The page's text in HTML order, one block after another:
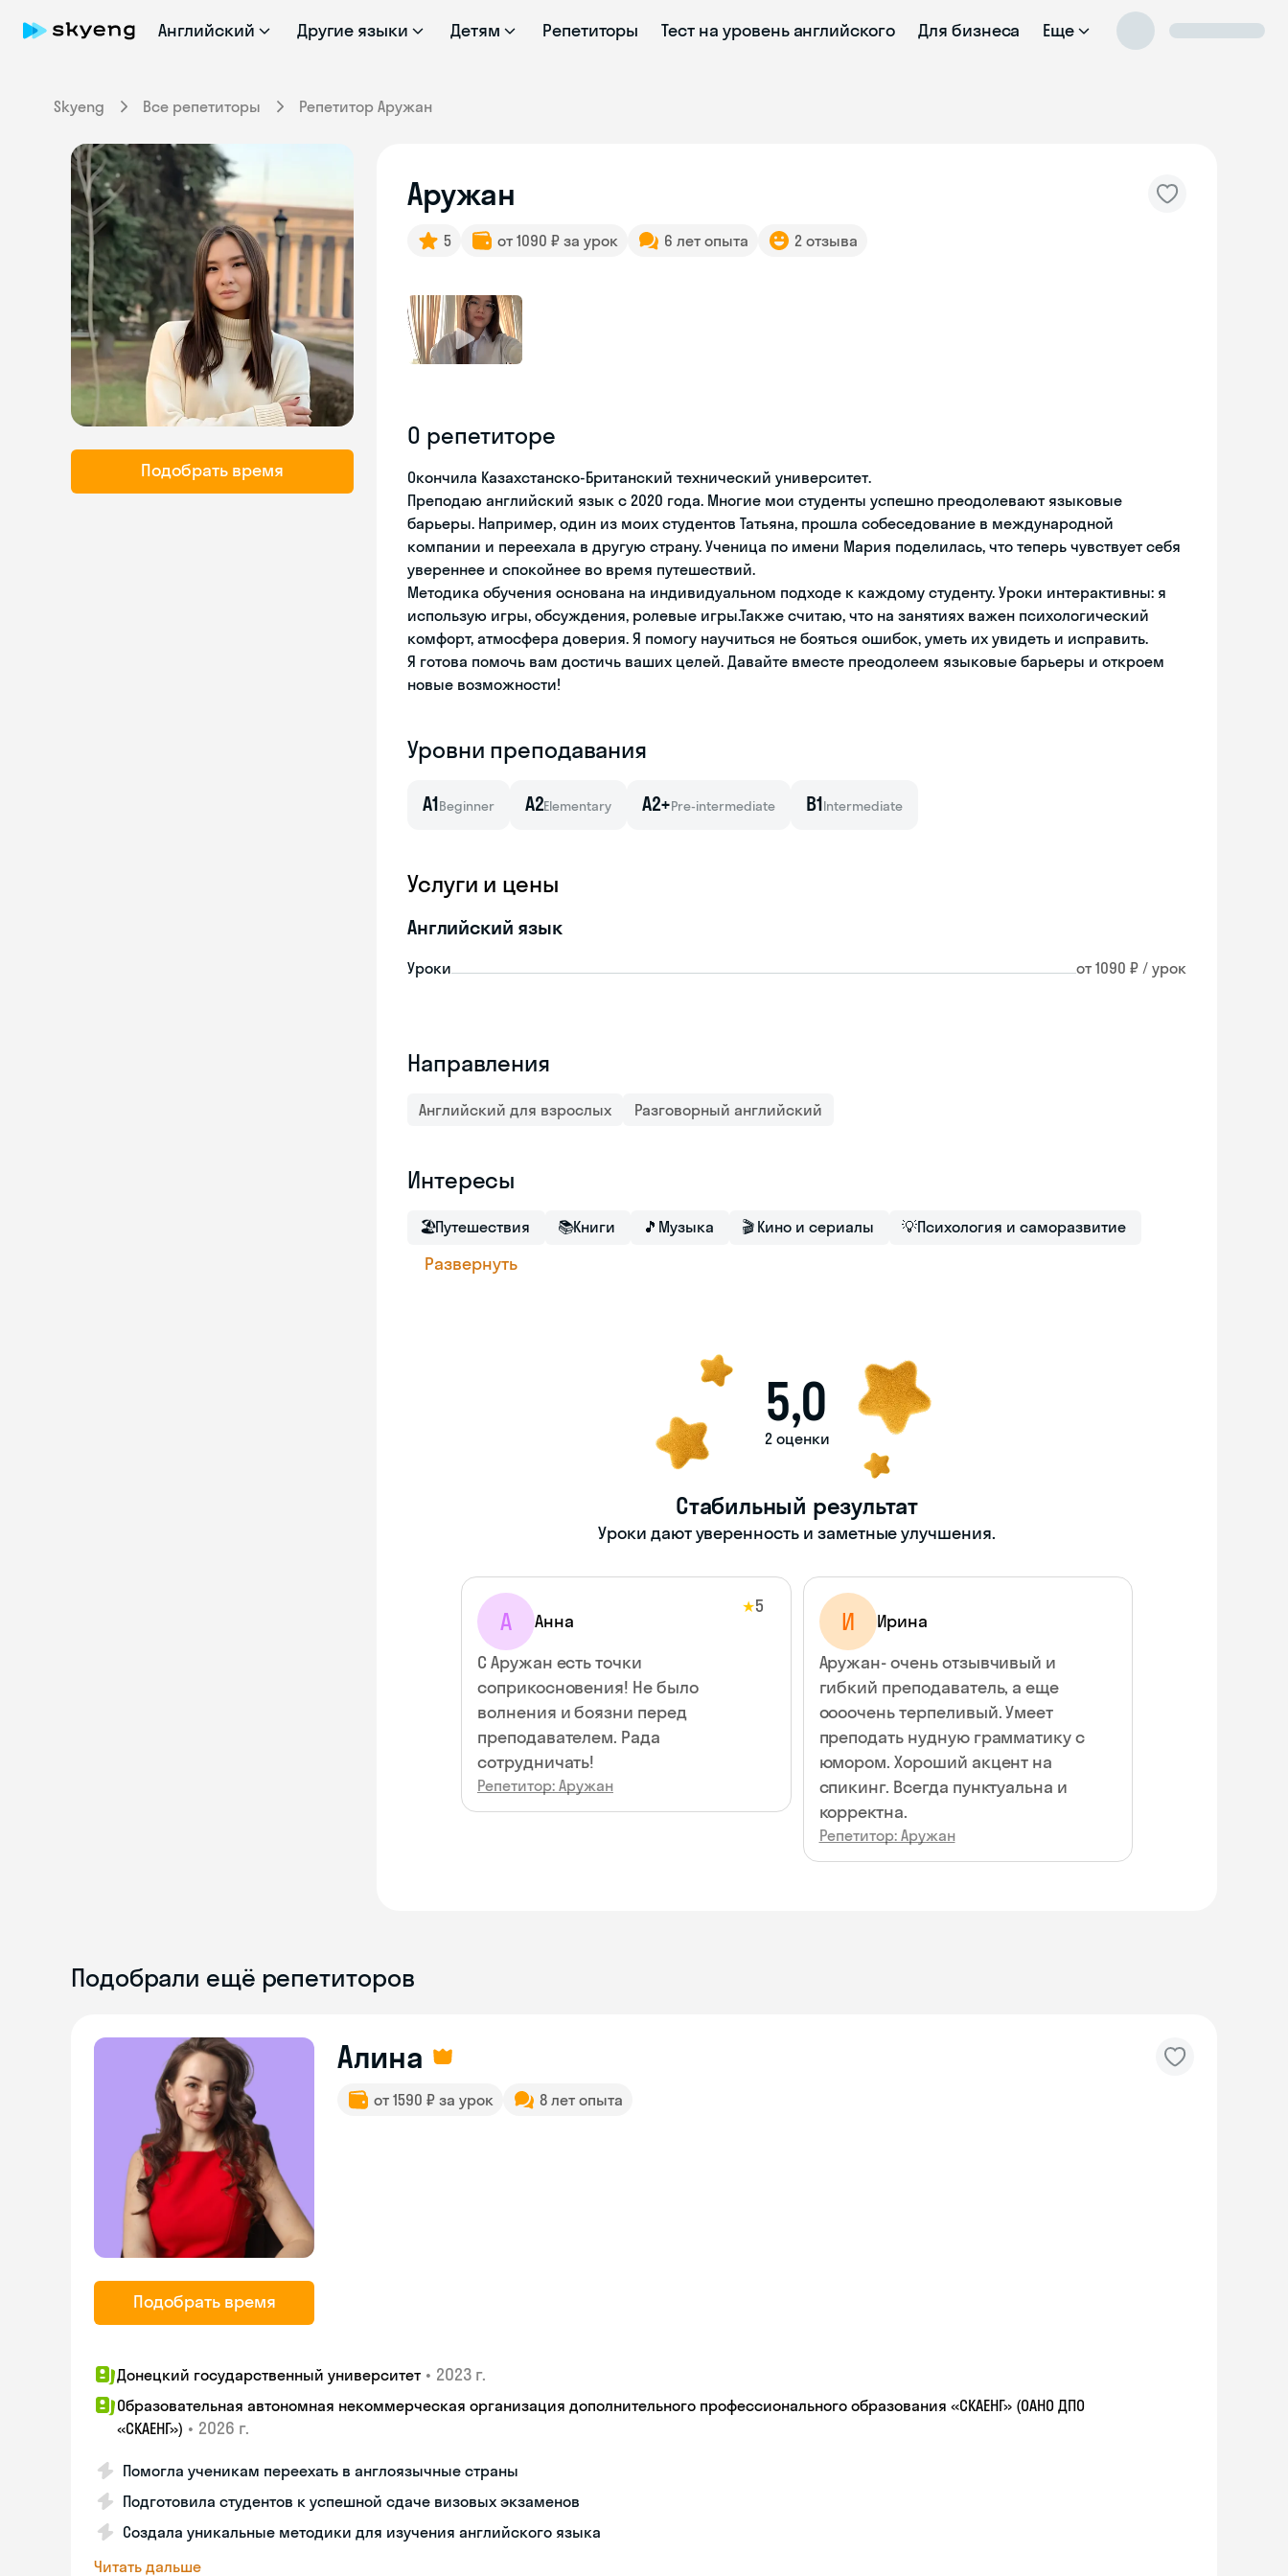
Английский Другие языки Детям Репетиторы Тест на уровень английского Для бизнеса Еще
Skyeng Все репетиторы Репетитор Аружан
Подобрать время
Аружан
5 от 1090 ₽ за урок 6 лет опыта 2 отзыва
О репетиторе
Окончила Казахстанско-Британский технический университет.
Преподаю английский язык с 2020 года. Многие мои студенты успешно преодолевают языковые
барьеры. Например, один из моих студентов Татьяна, прошла собеседование в международной
компании и переехала в другую страну. Ученица по имени Мария поделилась, что теперь чувствует себя
увереннее и спокойнее во время путешествий.
Методика обучения основана на индивидуальном подходе к каждому студенту. Уроки интерактивны: я
использую игры, обсуждения, ролевые игры.Также считаю, что на занятиях важен психологический
комфорт, атмосфера доверия. Я помогу научиться не бояться ошибок, уметь их увидеть и исправить.
Я готова помочь вам достичь ваших целей. Давайте вместе преодолеем языковые барьеры и откроем
новые возможности!
Уровни преподавания
A1Beginner A2Elementary A2+Pre-intermediate B1Intermediate
Услуги и цены
Английский язык
Уроки от 1090 ₽ / урок
Направления
Английский для взрослых Разговорный английский
Интересы
🏖Путешествия 📚Книги 🎵 Музыка 🎬 Кино и сериалы 💡Психология и саморазвитие
Развернуть
5,0
2 оценки
Стабильный результат
Уроки дают уверенность и заметные улучшения.
А Анна
★5
С Аружан есть точки
соприкосновения! Не было
волнения и боязни перед
преподавателем. Рада
сотрудничать!
Репетитор: Аружан
И
Ирина
Аружан- очень отзывчивый и
гибкий преподаватель, а еще
оооочень терпеливый. Умеет
преподать нудную грамматику с
юмором. Хороший акцент на
спикинг. Всегда пунктуальна и
корректна.
Репетитор: Аружан
Подобрали ещё репетиторов
Подобрать время
Алина
от 1590 ₽ за урок 8 лет опыта
Донецкий государственный университет • 2023 г.
Образовательная автономная некоммерческая организация дополнительного профессионального образования «СКАЕНГ» (ОАНО ДПО
«СКАЕНГ») • 2026 г.
Помогла ученикам переехать в англоязычные страны
Подготовила студентов к успешной сдаче визовых экзаменов
Создала уникальные методики для изучения английского языка
Читать дальше